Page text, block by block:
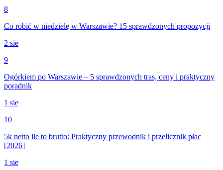
8
Co robić w niedzielę w Warszawie? 15 sprawdzonych propozycji
2 sie
9
Ogórkiem po Warszawie – 5 sprawdzonych tras, ceny i praktyczny
poradnik
1 sie
10
5k netto ile to brutto: Praktyczny przewodnik i przelicznik płac
[2026]
1 sie